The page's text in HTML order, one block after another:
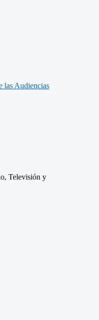
las Audiencias
Televisión y